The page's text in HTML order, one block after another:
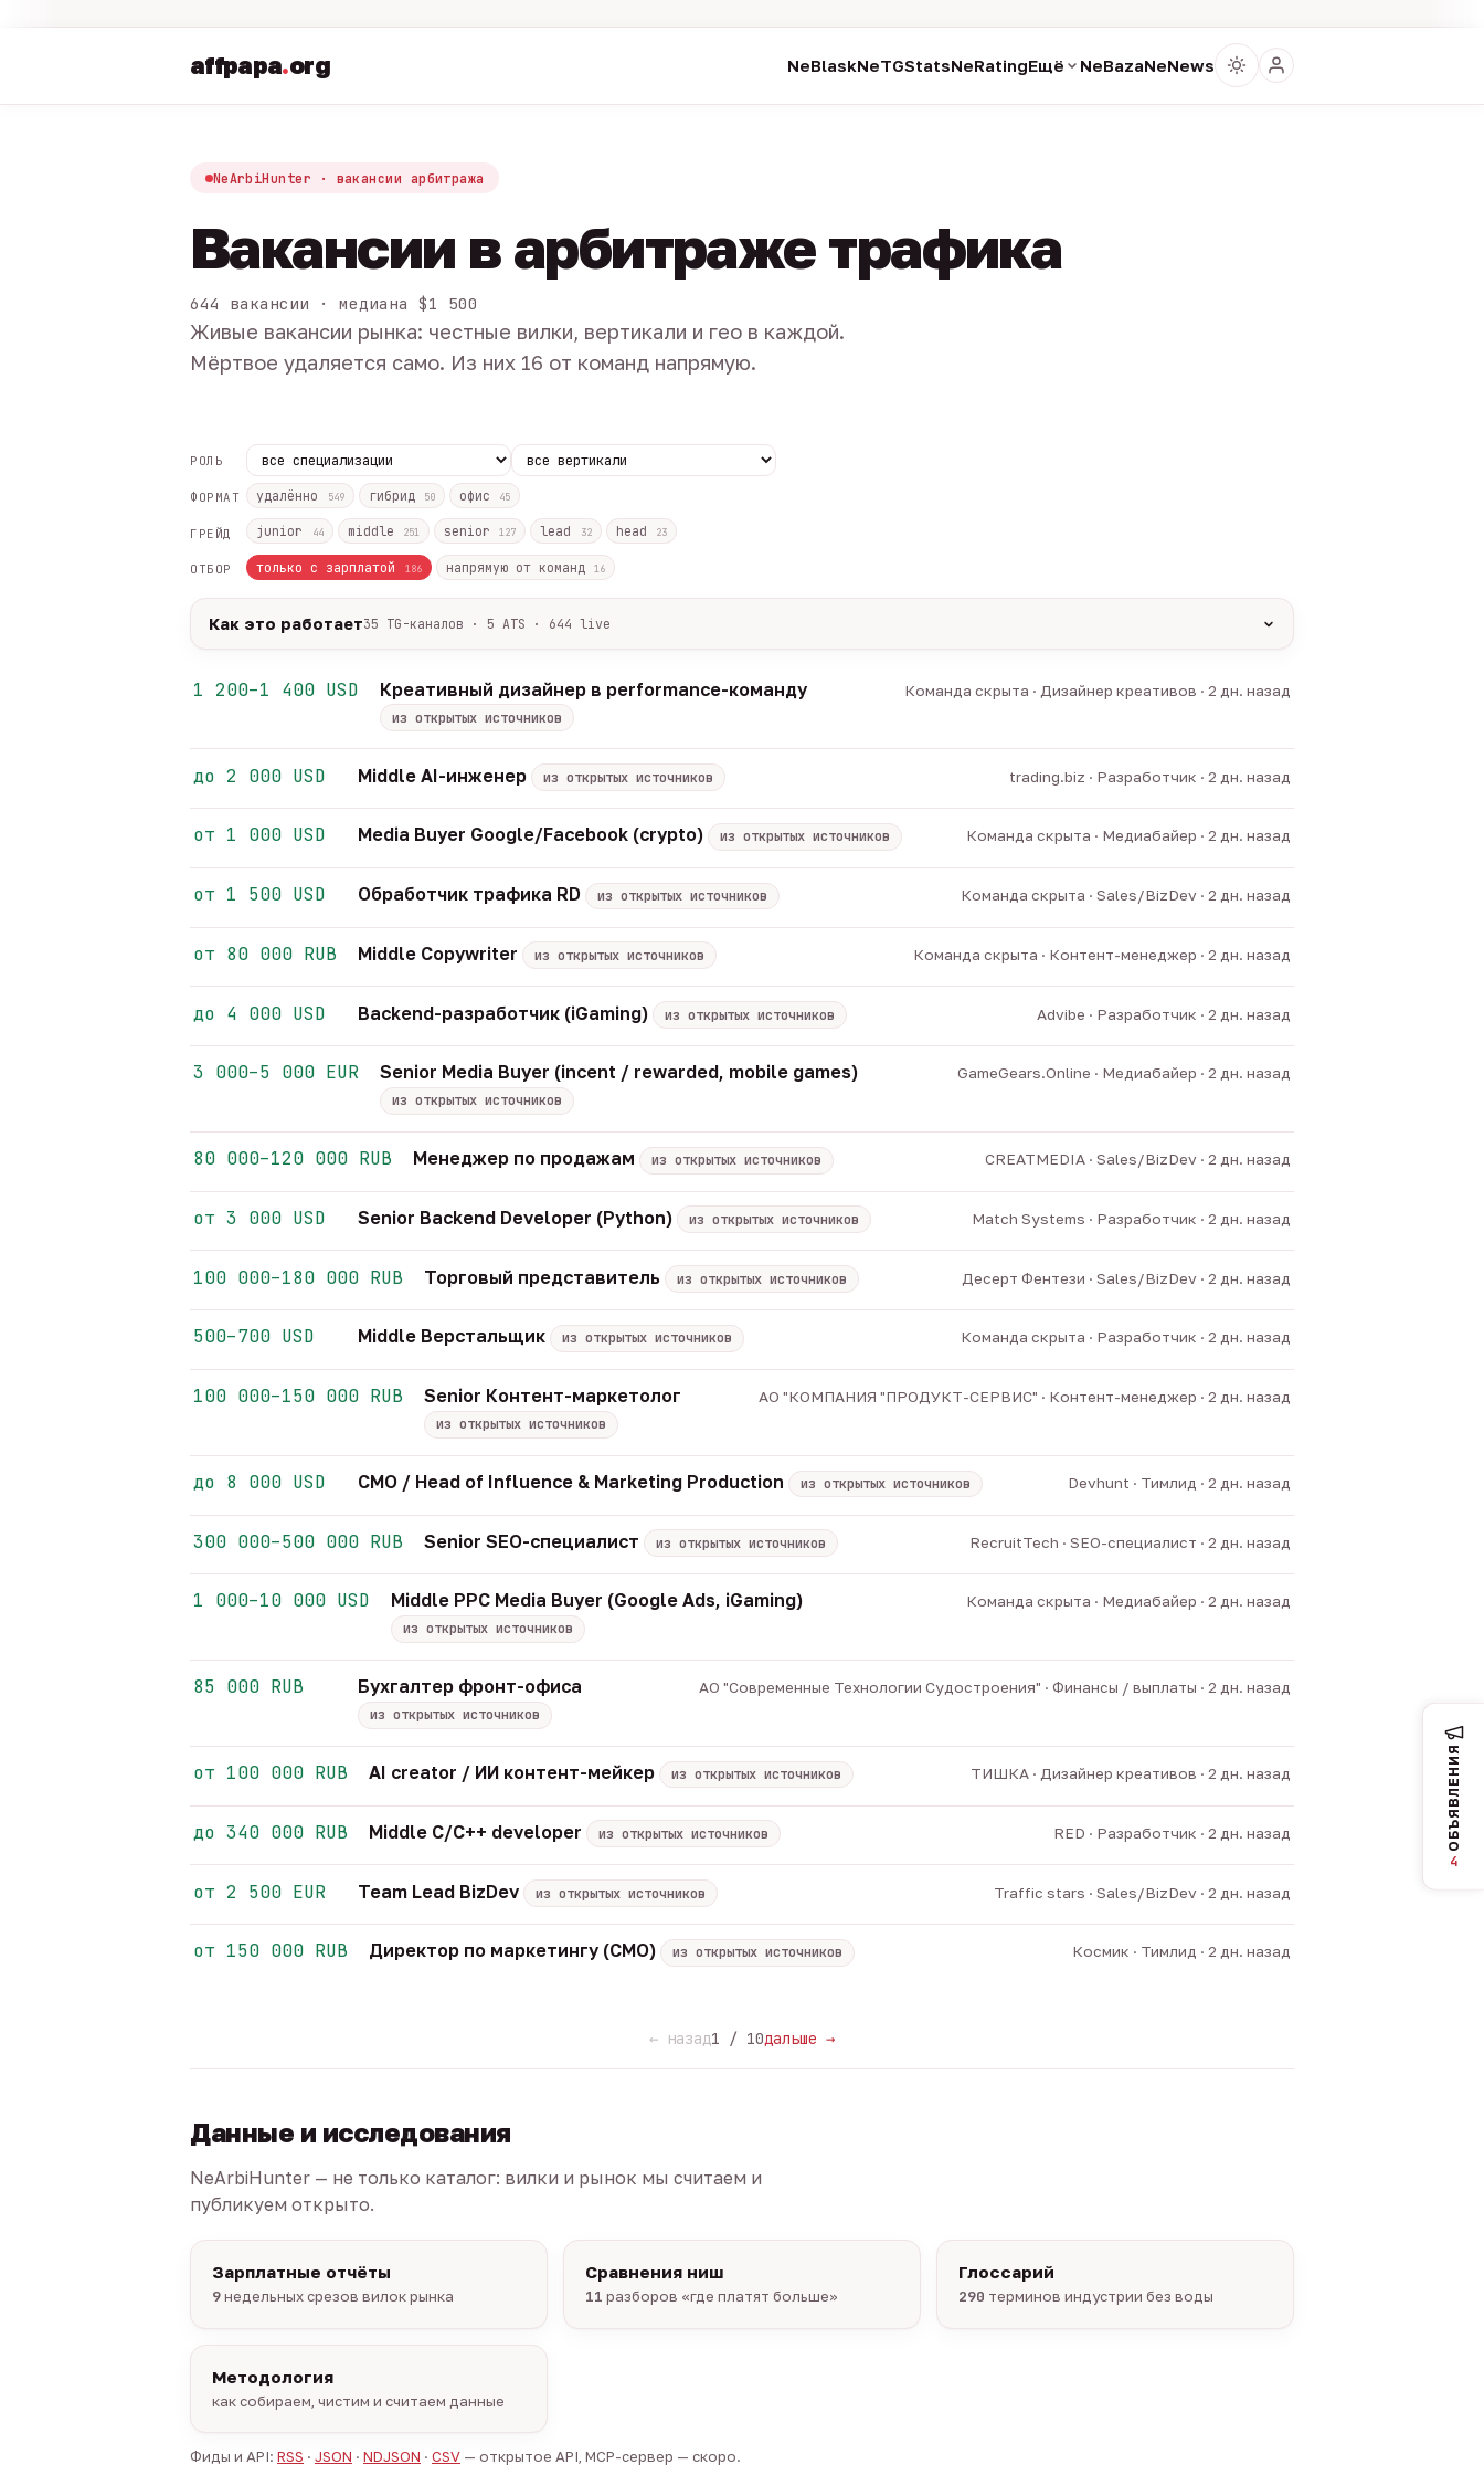
affpapa.org NeBlaskNeTGStatsNeRatingЕщё NeBazaNeNews
NeArbiHunter · вакансии арбитража
Вакансии в арбитраже трафика
644 вакансии · медиана $1 500
Живые вакансии рынка: честные вилки, вертикали и гео в каждой.
Мёртвое удаляется само. Из них 16 от команд напрямую.
РОЛЬ
ФОРМАТ удалённо 549 гибрид 50 офис 45
ГРЕЙД junior 44 middle 251 senior 127 lead 32 head 23
ОТБОР только с зарплатой 186 напрямую от команд 16
Как это работает35 TG-каналов · 5 ATS · 644 live
Разбор:нейронка разбирает сырец каждые 30 минут — роль, вертикаль, формат, вилка, грейд.
без предоплат и взносов, без обещаний гарантированного дохода, без увода в сторонние боты.
протухшее удаляется автоматически через 30 дней.
ATS-площадок · вакансии live —методология
1 200–1 400 USD Креативный дизайнер в performance-команду
из открытых источников
Команда скрыта · Дизайнер креативов · 2 дн. назад
до 2 000 USD Middle AI-инженер из открытых источников trading.biz · Разработчик · 2 дн. назад
от 1 000 USD Media Buyer Google/Facebook (crypto) из открытых источников Команда скрыта · Медиабайер · 2 дн. назад
от 1 500 USD Обработчик трафика RD из открытых источников Команда скрыта · Sales/BizDev · 2 дн. назад
от 80 000 RUB Middle Copywriter из открытых источников Команда скрыта · Контент-менеджер · 2 дн. назад
до 4 000 USD Backend-разработчик (iGaming) из открытых источников Advibe · Разработчик · 2 дн. назад
3 000–5 000 EUR Senior Media Buyer (incent / rewarded, mobile games)
из открытых источников
GameGears.Online · Медиабайер · 2 дн. назад
80 000–120 000 RUB Менеджер по продажам из открытых источников CREATMEDIA · Sales/BizDev · 2 дн. назад
от 3 000 USD Senior Backend Developer (Python) из открытых источников Match Systems · Разработчик · 2 дн. назад
100 000–180 000 RUB Торговый представитель из открытых источников Десерт Фентези · Sales/BizDev · 2 дн. назад
500–700 USD Middle Верстальщик из открытых источников Команда скрыта · Разработчик · 2 дн. назад
100 000–150 000 RUB Senior Контент-маркетолог
из открытых источников
АО "КОМПАНИЯ "ПРОДУКТ-СЕРВИС" · Контент-менеджер · 2 дн. назад
до 8 000 USD CMO / Head of Influence & Marketing Production из открытых источников Devhunt · Тимлид · 2 дн. назад
300 000–500 000 RUB Senior SEO-специалист из открытых источников RecruitTech · SEO-специалист · 2 дн. назад
1 000–10 000 USD Middle PPC Media Buyer (Google Ads, iGaming)
из открытых источников
Команда скрыта · Медиабайер · 2 дн. назад
85 000 RUB Бухгалтер фронт-офиса
из открытых источников
АО "Современные Технологии Судостроения" · Финансы / выплаты · 2 дн. назад
от 100 000 RUB AI creator / ИИ контент-мейкер из открытых источников ТИШКА · Дизайнер креативов · 2 дн. назад
до 340 000 RUB Middle C/C++ developer из открытых источников RED · Разработчик · 2 дн. назад
от 2 500 EUR Team Lead BizDev из открытых источников Traffic stars · Sales/BizDev · 2 дн. назад
от 150 000 RUB Директор по маркетингу (CMO) из открытых источников Космик · Тимлид · 2 дн. назад
← назад1 / 10дальше →
Данные и исследования
NeArbiHunter — не только каталог: вилки и рынок мы считаем и
публикуем открыто.
Зарплатные отчёты
9недельных срезов вилок рынка
Сравнения ниш
11 разборов «где платят больше»
Глоссарий
290 терминов индустрии без воды
Методология
как собираем, чистим и считаем данные
Фиды и API: RSS · JSON · NDJSON · CSV — открытое API, MCP-сервер — скоро.
ОБЪЯВЛЕНИЯ
4